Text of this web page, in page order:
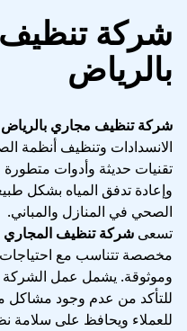
شركة
بالرياض
شركة تنظيف مجاري بالرياض
الانسدادات وتنظيف أنظمة
تقنيات حديثة وأدوات
وإعادة تدفق المياه بشكل
الصحي في المنازل والمباني.
تسعى شركة تنظيف المجاري
مخصصة تتناسب مع
وموثوقة. يشمل عمل الشركة
للتأكد من عدم وجود مشاكل
للعملاء ويحافظ على